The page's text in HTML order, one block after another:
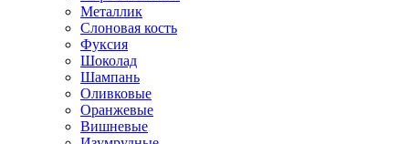
Металлик
Слоновая кость
Фуксия
Шоколад
Шампань
Оливковые
Оранжевые
Вишневые